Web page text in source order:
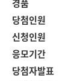
경품
당첨인원
신청인원
응모기간
당첨자발표